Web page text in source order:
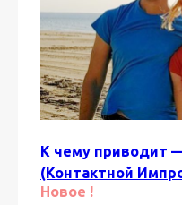
К чему приводит
(Контактной
Новое !